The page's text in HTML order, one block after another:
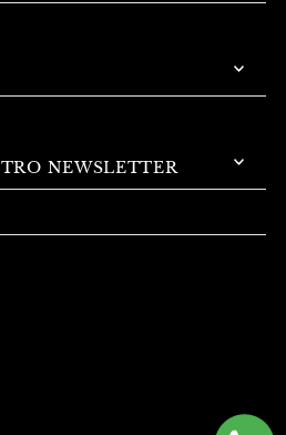
NEWSLETTER